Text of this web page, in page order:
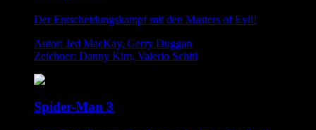
Der Entscheidungskampf mit den Masters of Evil!
Autor: Jed MacKay, Gerry Duggan
Zeichner: Danny Kim, Valerio Schiti
Spider-Man 3